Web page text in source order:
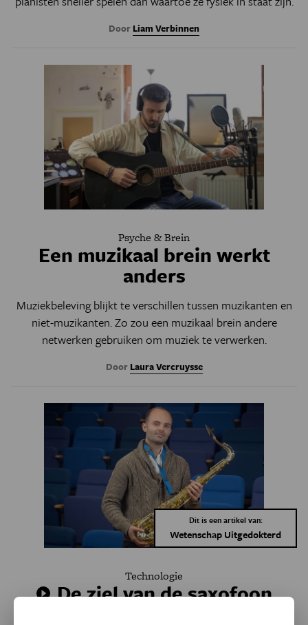
Door Liam Verbinnen
Psyche & Brein
Een muzikaal brein werkt
anders
Muziekbeleving blijkt te verschillen tussen muzikanten en
niet-muzikanten. Zo zou een muzikaal brein andere
netwerken gebruiken om muziek te verwerken.
Door Laura Vercruysse
Dit is een artikel van:
Wetenschap Uitgedokterd
Technologie
De ziel van de saxofoon